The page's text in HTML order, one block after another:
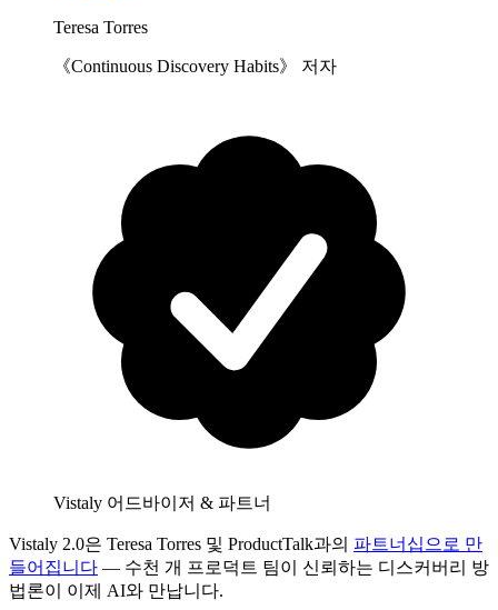
Teresa Torres
《Continuous Discovery Habits》 저자
Vistaly 어드바이저 & 파트너
Vistaly 2.0은 Teresa Torres 및 ProductTalk과의 파트너십으로 만
들어집니다 — 수천 개 프로덕트 팀이 신뢰하는 디스커버리 방
법론이 이제 AI와 만납니다.